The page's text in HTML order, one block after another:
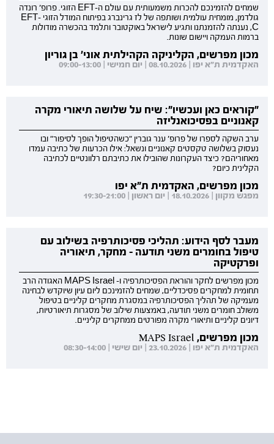
שמחים להזמינכם להכרות משמעותית עם עולם ה-EFT הזוגי. פרופ' רונדה
גולדמן, מומחית עולמית ושותפה של לז גרינברג בפיתוח המודל הזוגי EFT-
C, נענתה להזמנתנו ותגיע לישראל באוקטובר ותלמד בהכשרה מודולות
ברמות העמקה ויישום שונות.
מכון מפרשים, הקליניקה הקהילתית אוני' בן גוריון
האקדמית ת"א יפו | 08.10.2026 | יום חמישי | 09:00-13:00
"קוראים כאן ועכשיו": שיח על שלושה תיאורי מקרה
קאנוניים בפסיכואנליזה
ערב השקה לספרו של פרופ' ענר גוברין "כשהטיפול הופך לסיפור" ובו
נעסוק בשלושה טקסטים קאנוניים ונשאל: אילו הכרעות של כתיבה עמדו
מאחוריהם? כיצד העקרונות שהובילו את כתיבתם רלוונטיים לכתיבה
הקלינית כיום?
מכון מפרשים, האקדמית ת"א יפו
מפגש מקוון | 18.10.2026 | יום ראשון | 19:30-21:00
מעבר לסף הידוע: תהליכי פסיכותרפיה בשילוב עם
טיפול בחומרים משני תודעה - מחקר, תיאוריה
ופרקטיקה
מכון מפרשים לחקר והוראת הפסיכותרפיה ו- MAPS Israel האגודה הרב
תחומית למחקרים פסיכדליים, שמחים להזמינכם ליום עיון שיוקדש לבחינה
מעמיקה של תהליך הפסיכותרפיה במסגרת מחקרים קליניים בטיפול
משולב חומרים משני תודעה, באמצעות שילוב של מסגרות תיאורטיות,
דיונים קליניים ותיאורי מקרה מפורטים ממחקרים קליניים.
מכון מפרשים, MAPS Israel
האקדמית ת"א יפו | 23.10.2026 | יום שישי | 08:30-14:00